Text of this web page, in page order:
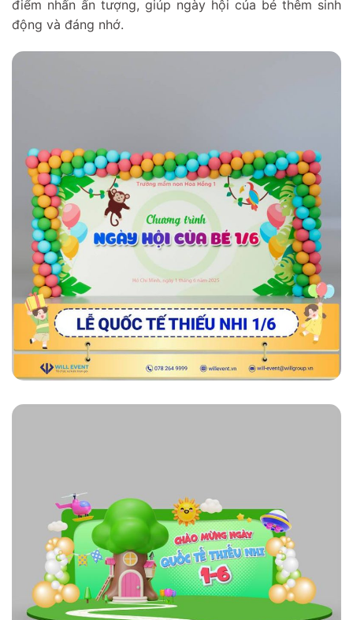
điểm nhấn ấn tượng, giúp ngày hội của bé thêm sinh
động và đáng nhớ.